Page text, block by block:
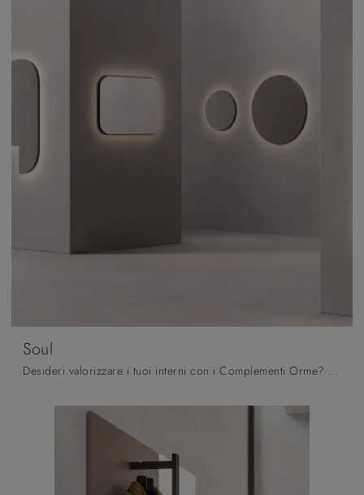
Soul
Desideri valorizzare i tuoi interni con i Complementi Orme? Ecco qui diversi modelli di specchi senza cornice come Soul.